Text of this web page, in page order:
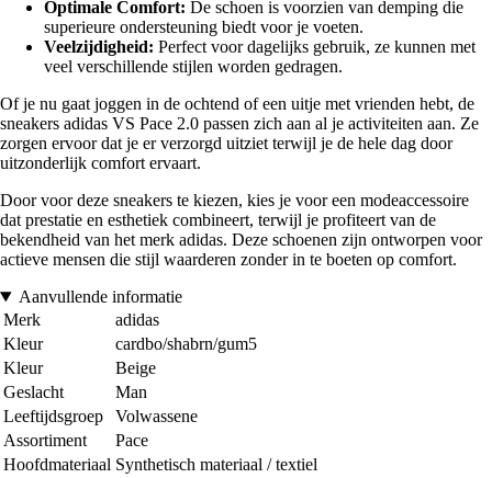
Optimale Comfort: De schoen is voorzien van demping die
superieure ondersteuning biedt voor je voeten.
Veelzijdigheid: Perfect voor dagelijks gebruik, ze kunnen met
veel verschillende stijlen worden gedragen.
Of je nu gaat joggen in de ochtend of een uitje met vrienden hebt, de
sneakers adidas VS Pace 2.0 passen zich aan al je activiteiten aan. Ze
zorgen ervoor dat je er verzorgd uitziet terwijl je de hele dag door
uitzonderlijk comfort ervaart.
Door voor deze sneakers te kiezen, kies je voor een modeaccessoire
dat prestatie en esthetiek combineert, terwijl je profiteert van de
bekendheid van het merk adidas. Deze schoenen zijn ontworpen voor
actieve mensen die stijl waarderen zonder in te boeten op comfort.
Aanvullende informatie
Merk
adidas
Kleur
cardbo/shabrn/gum5
Kleur
Beige
Geslacht
Man
Leeftijdsgroep
Volwassene
Assortiment
Pace
Hoofdmateriaal Synthetisch materiaal / textiel